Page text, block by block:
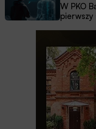
W PKO